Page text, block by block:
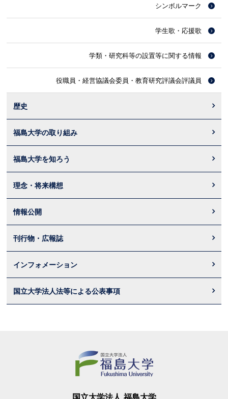
シンボルマーク
学生歌・応援歌
学類・研究科等の設置等に関する情報
役職員・経営協議会委員・教育研究評議会評議員
歴史
福島大学の取り組み
福島大学を知ろう
理念・将来構想
情報公開
刊行物・広報誌
インフォメーション
国立大学法人法等による公表事項